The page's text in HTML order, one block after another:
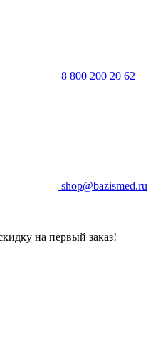
8 800 200 20 62
shop@bazismed.ru
на первый заказ!